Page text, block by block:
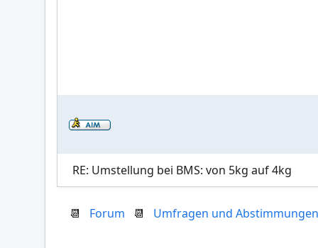
RE: Umstellung bei BMS: von 5kg auf 4kg
📆 Forum 📆 Umfragen und Abstimmungen